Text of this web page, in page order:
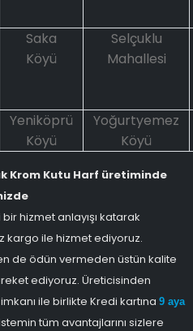
Saka
Köyü
Selçuklu
Mahallesi
Yeniköprü
Köyü
Yoğurtyemez
Köyü
Krom Kutu Harf üretiminde
hizmet anlayışı katarak
kargo ile hizmet ediyoruz.
de ödün vermeden üstün kalite
ediyoruz. Üreticisinden
ile birlikte Kredi kartına 9 aya
tüm avantajlarını sizlere